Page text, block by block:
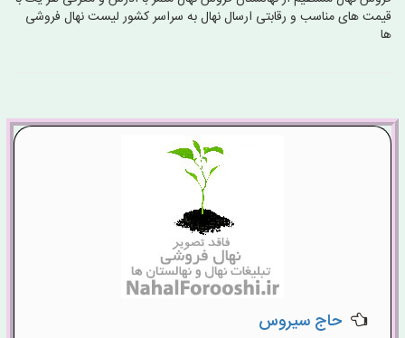
نهالستان های شهرها
قیمت های مناسب و رقابتی ارسال نهال به سراسر کشور لیست نهال فروشی
ها
حاج سیروس